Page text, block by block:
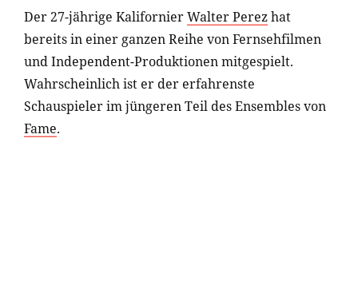
Der 27-jährige KalifornierWalter Perezhat
bereits in einer ganzen Reihe von Fernsehfilmen
und Independent-Produktionen mitgespielt.
Wahrscheinlich ist er der erfahrenste
Schauspieler im jüngeren Teil des Ensembles von
Fame.